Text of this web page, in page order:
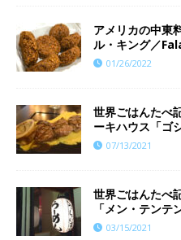
アメリカの中東
ル・キング／
01/26/2022
世界ごはんたべ
ーキハウス「ゴ
07/13/2021
世界ごはんたべ
「メン・テンテ
03/15/2021